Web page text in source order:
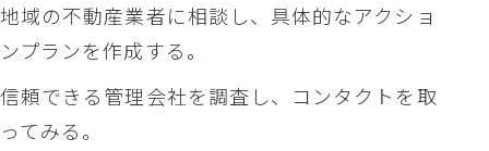
地域の不動産業者に相談し、具体的なアクショ
ンプランを作成する。
信頼できる管理会社を調査し、コンタクトを取
ってみる。